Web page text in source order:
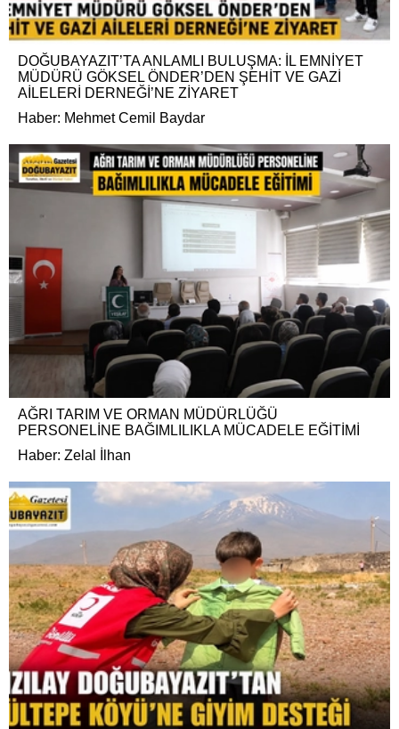
DOĞUBAYAZIT’TA ANLAMLI BULUŞMA: İL EMNİYET
MÜDÜRÜ GÖKSEL ÖNDER’DEN ŞEHİT VE GAZİ
AİLELERİ DERNEĞİ’NE ZİYARET
Haber: Mehmet Cemil Baydar
AĞRI TARIM VE ORMAN MÜDÜRLÜĞÜ
PERSONELİNE BAĞIMLILIKLA MÜCADELE EĞİTİMİ
Haber: Zelal İlhan